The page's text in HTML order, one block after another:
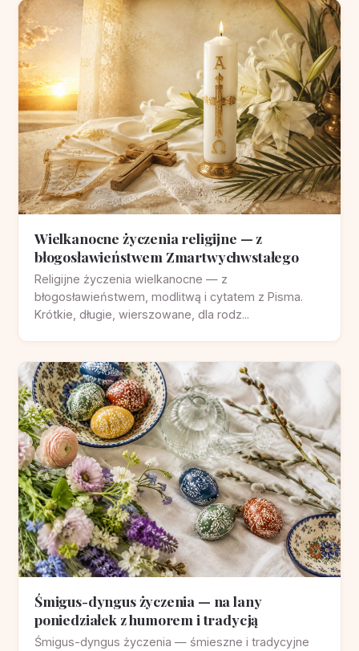
Wielkanocne życzenia religijne — z
błogosławieństwem Zmartwychwstałego
Religijne życzenia wielkanocne — z
błogosławieństwem, modlitwą i cytatem z Pisma.
Krótkie, długie, wierszowane, dla rodz...
Śmigus-dyngus życzenia — na lany
poniedziałek z humorem i tradycją
Śmigus-dyngus życzenia — śmieszne i tradycyjne